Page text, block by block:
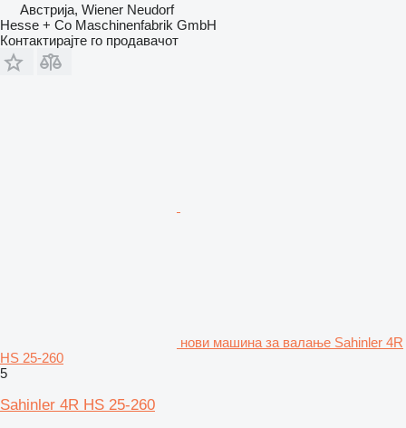
Австрија, Wiener Neudorf
Hesse + Co Maschinenfabrik GmbH
Контактирајте го продавачот
нови машина за валање Sahinler 4R
HS 25-260
5
Sahinler 4R HS 25-260